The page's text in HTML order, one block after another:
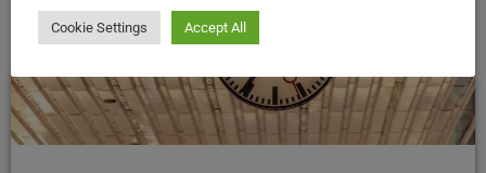
Cookie Settings Accept All